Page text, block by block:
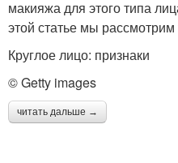
макияжа для этого типа
этой статье мы
Круглое лицо: признаки
© Getty images
читать дальше →